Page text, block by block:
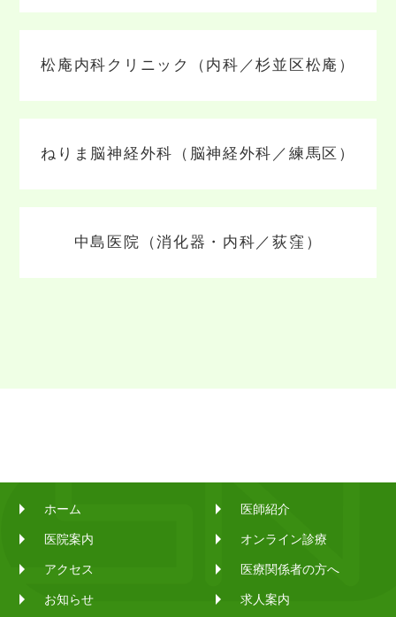
松庵内科クリニック（内科／杉並区松庵）
ねりま脳神経外科（脳神経外科／練馬区）
中島医院（消化器・内科／荻窪）
ホーム 医師紹介
医院案内 オンライン診療
アクセス 医療関係者の方へ
お知らせ 求人案内